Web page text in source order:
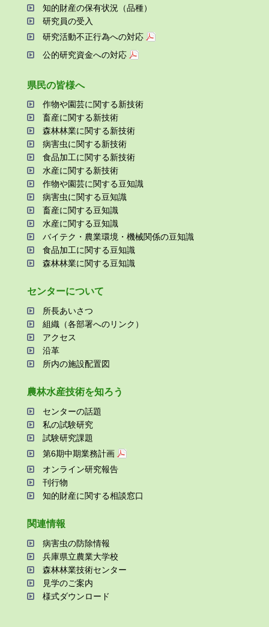
知的財産の保有状況（品種）
研究員の受⼊
研究活動不正⾏為への対応
公的研究資金への対応
県⺠の皆様へ
作物や園芸に関する新技術
畜産に関する新技術
森林林業に関する新技術
病害⾍に関する新技術
⾷品加⼯に関する新技術
⽔産に関する新技術
作物や園芸に関する⾖知識
病害⾍に関する⾖知識
畜産に関する⾖知識
⽔産に関する⾖知識
バイテク・農業環境・機械関係の⾖知識
⾷品加⼯に関する⾖知識
森林林業に関する⾖知識
センターについて
所⻑あいさつ
組織（各部署へのリンク）
アクセス
沿⾰
所内の施設配置図
農林⽔産技術を知ろう
センターの話題
私の試験研究
試験研究課題
第6期中期業務計画
オンライン研究報告
刊⾏物
知的財産に関する相談窓⼝
関連情報
病害⾍の防除情報
兵庫県⽴農業⼤学校
森林林業技術センター
⾒学のご案内
様式ダウンロード